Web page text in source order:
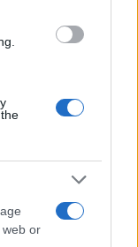
web or
di
10cm x 10cm